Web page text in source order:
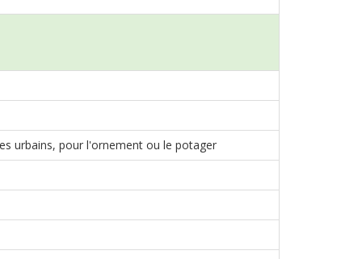
urbains, pour l'ornement ou le potager